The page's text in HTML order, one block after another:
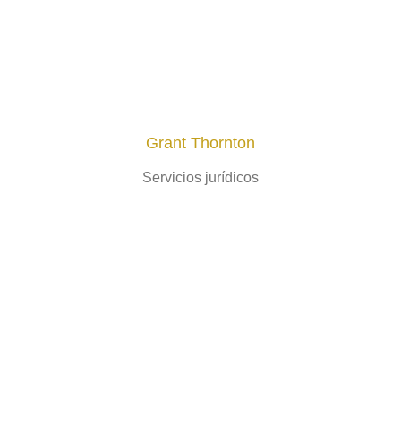
Grant Thornton
Servicios jurídicos